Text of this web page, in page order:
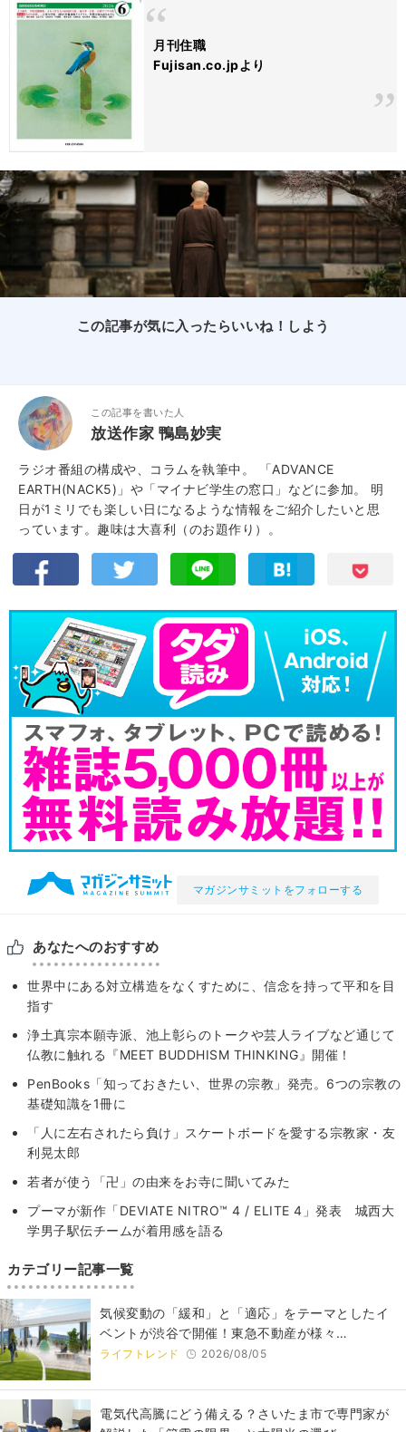
月刊住職
Fujisan.co.jpより
この記事が気に入ったらいいね！しよう
この記事を書いた人
放送作家 鴨島妙実
ラジオ番組の構成や、コラムを執筆中。 「ADVANCE
EARTH(NACK5)」や「マイナビ学生の窓口」などに参加。 明
日が1ミリでも楽しい日になるような情報をご紹介したいと思
っています。趣味は大喜利（のお題作り）。
マガジンサミットをフォローする
あなたへのおすすめ
世界中にある対立構造をなくすために、信念を持って平和を目
指す
浄土真宗本願寺派、池上彰らのトークや芸人ライブなど通じて
仏教に触れる『MEET BUDDHISM THINKING』開催！
PenBooks「知っておきたい、世界の宗教」発売。6つの宗教の
基礎知識を1冊に
「人に左右されたら負け」スケートボードを愛する宗教家・友
利晃太郎
若者が使う「卍」の由来をお寺に聞いてみた
プーマが新作「DEVIATE NITRO™ 4 / ELITE 4」発表 城西大
学男子駅伝チームが着用感を語る
カテゴリー記事一覧
気候変動の「緩和」と「適応」をテーマとしたイ
ベントが渋谷で開催！東急不動産が様々…
ライフトレンド 2026/08/05
電気代高騰にどう備える？さいたま市で専門家が